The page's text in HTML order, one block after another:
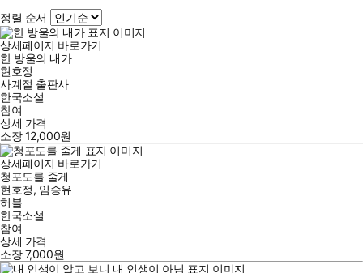
정렬 순서
상세페이지 바로가기
한 방울의 내가
현호정
사계절 출판사
한국소설
참여
상세 가격
소장12,000원
상세페이지 바로가기
청포도를 줄게
현호정, 임승유
허블
한국소설
참여
상세 가격
소장7,000원